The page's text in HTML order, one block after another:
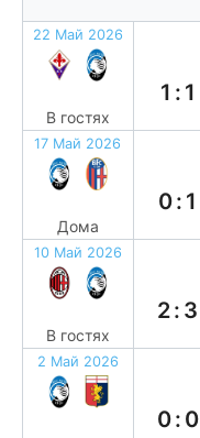
22 Май 2026
В гостях
1:1
17 Май 2026
Дома
0:1
10 Май 2026
В гостях
2:3
2 Май 2026
0:0